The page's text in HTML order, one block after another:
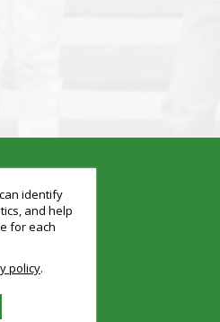
identify
and help
for each
policy